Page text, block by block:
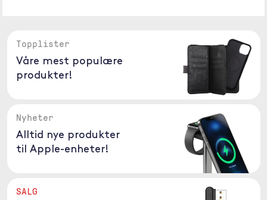
Topplister
Våre mest populære
produkter!
Nyheter
Alltid nye produkter
til Apple-enheter!
SALG